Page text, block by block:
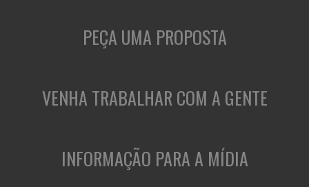
PEÇA UMA PROPOSTA
VENHA TRABALHAR COM A GENTE
INFORMAÇÃO PARA A MÍDIA